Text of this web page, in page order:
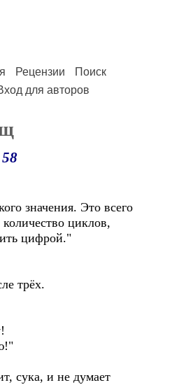
Рецензии
Поиск
для авторов
значения. Это всего
циклов,
цифрой."
трёх.
сука, и не думает